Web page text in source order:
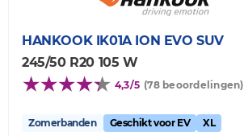
HANKOOK IK01A ION EVO SUV
245/50 R20 105 W
4,3/5 (78 beoordelingen)
Zomerbanden Geschikt voor EV XL